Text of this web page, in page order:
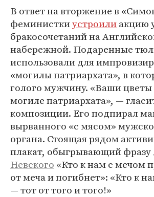
В ответ на вторжение в
феминисткиустроилиакцию
бракосочетаний на
набережной. Подаренные
использовали для
«могилы патриархата», в
голого мужчину. «Ваши цветы
могиле патриархата», —
композиции. Его подпирал
вырванного «с мясом»
органа. Стоящая рядом
плакат, обыгрывающий фразу
Невского «Кто к нам с мечом
от меча и погибнет»: «Кто к
— тот от того и того!»